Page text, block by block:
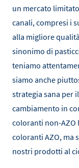
un mercato
canali, compresi i
alla migliore
sinonimo di
teniamo
siamo anche
strategia sana per
cambiamento in
coloranti non-AZO
coloranti AZO, ma
nostri prodotti al